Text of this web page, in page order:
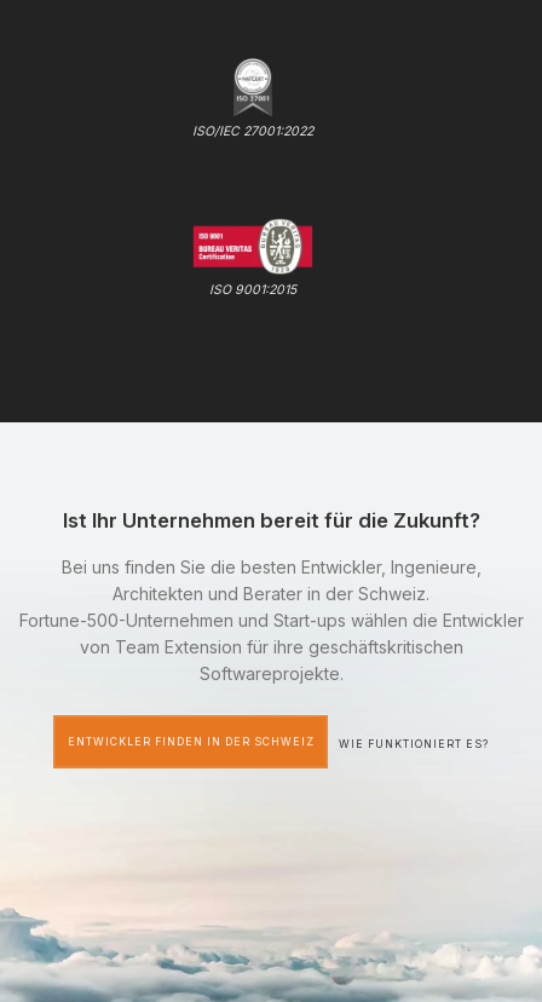
ISO/IEC 27001:2022
ISO 9001:2015
Ist Ihr Unternehmen bereit für die Zukunft?
Bei uns finden Sie die besten Entwickler, Ingenieure,
Architekten und Berater in der Schweiz.
Fortune-500-Unternehmen und Start-ups wählen die Entwickler
von Team Extension für ihre geschäftskritischen
Softwareprojekte.
ENTWICKLER FINDEN IN DER SCHWEIZ WIE FUNKTIONIERT ES?